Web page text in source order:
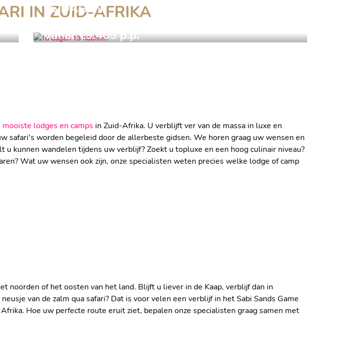
IN ZUID-AFRIKA
16 DAGEN
13 NACHTEN
Vanaf €9.405 p.p.
mooiste lodges en camps in Zuid-Afrika. U verblijft ver van de massa in luxe en
safari's worden begeleid door de allerbeste gidsen. We horen graag uw wensen en
kunnen wandelen tijdens uw verblijf? Zoekt u topluxe en een hoog culinair niveau?
Wat uw wensen ook zijn, onze specialisten weten precies welke lodge of camp
ANT'S NEST:
PERFECT VOOR EEN SAFARI MET JONGE
PHINDA ROCK LODGE:
noorden of het oosten van het land. Blijft u liever in de Kaap, verblijf dan in
van de zalm qua safari? Dat is voor velen een verblijf in het Sabi Sands Game
Hoe uw perfecte route eruit ziet, bepalen onze specialisten graag samen met